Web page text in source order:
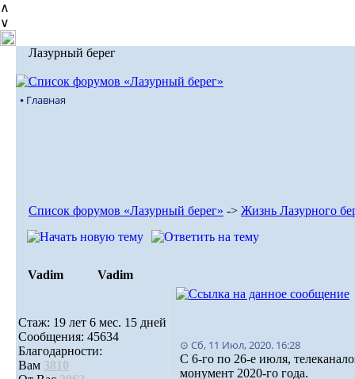
∧
∨
Лазурный берег
⦁ Главная
Список форумов «Лазурный берег» -> Жизнь Лазурного
Vadim Vadim
Стаж: 19 лет 6 мес. 15 дней
Сообщения: 45634
Благодарности:
Вам 3810
⊙ Сб, 11 Июл, 2020. 16:28
С 6-го по 26-е июля,
монумент 2020-го года.